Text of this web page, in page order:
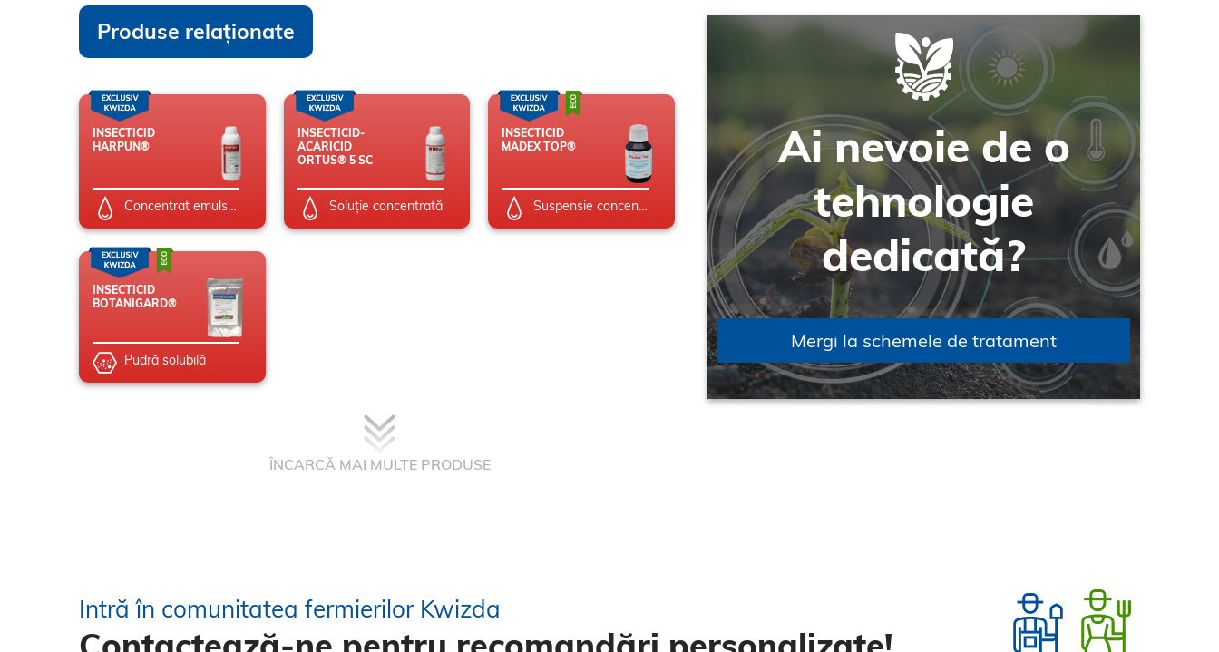
Produse relaționate
INSECTICID
HARPUN®
Concentrat emulsionabil (EC)
INSECTICID-
ACARICID
ORTUS® 5 SC
Soluție concentrată
INSECTICID
MADEX TOP®
Suspensie concentrată (SC)
INSECTICID
BOTANIGARD®
Pudră solubilă
ÎNCARCĂ MAI MULTE PRODUSE
Ai nevoie de o
tehnologie
dedicată?
Mergi la schemele de tratament
Intră în comunitatea fermierilor Kwizda